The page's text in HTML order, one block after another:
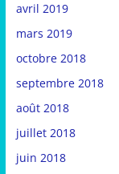
avril 2019
mars 2019
octobre 2018
septembre 2018
août 2018
juillet 2018
juin 2018